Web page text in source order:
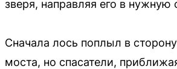
зверя, направляя его в нужную
Сначала лось поплыл в
моста, но спасатели,